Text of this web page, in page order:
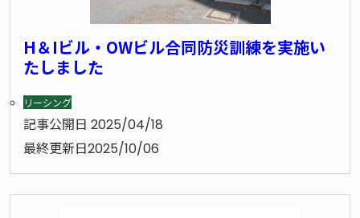
H＆Iビル・OWビル合同防災訓練を実施い
たしました
リーシング
記事公開日 2025/04/18
最終更新日2025/10/06